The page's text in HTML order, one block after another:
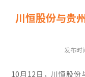
川恒股份与贵
发布时
10月12日，川恒股份